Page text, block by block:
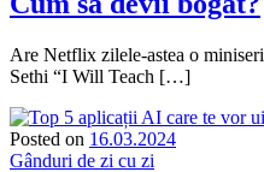
Are Netflix zilele-astea o
Sethi “I Will Teach […]
Posted on 16.03.2024
Gânduri de zi cu zi